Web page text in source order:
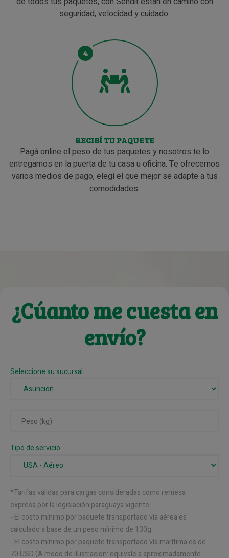
seguridad, velocidad y cuidado.
4
RECIBÍ TU PAQUETE
Pagá online el peso de tus paquetes y nosotros te lo
entregamos en la puerta de tu casa u oficina. Te ofrecemos
varios medios de pago, elegí el que mejor se adapte a tus
comodidades.
¿Cúanto me cuesta en
envío?
Seleccione su sucursal
Tipo de servicio
*Tarifas válidas para cargas consideradas como remesa
expresa por la legislación paraguaya vigente.
- El costo mínimo por paquete transportado vía aérea es
calculado a base de un peso mínimo de 130g.
- El costo mínimo por paquete transportado vía marítima es de
70 USD (A modo de ilustración: equivale a aproximadamente